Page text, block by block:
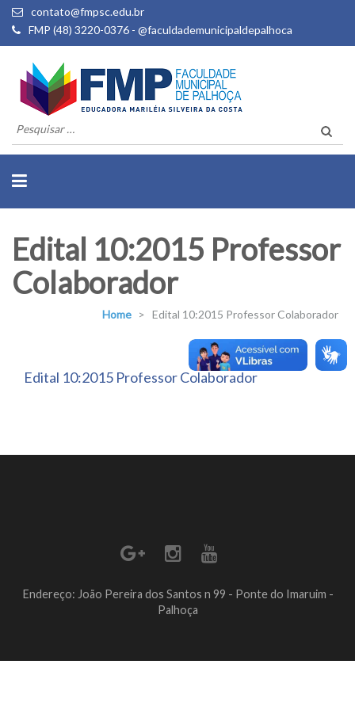
contato@fmpsc.edu.br
FMP (48) 3220-0376 - @faculdademunicipaldepalhoca
Pesquisar
por:
Edital 10:2015 Professor
Colaborador
Home > Edital 10:2015 Professor Colaborador
Edital 10:2015 Professor Colaborador
Endereço: João Pereira dos Santos n 99 - Ponte do Imaruim -
Palhoça